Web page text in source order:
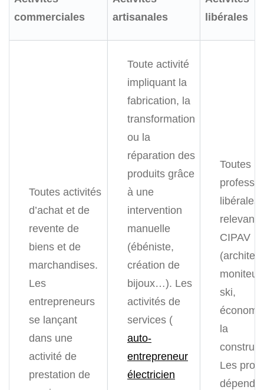
commerciales
artisanales
libérales
Toutes activités
d’achat et de
revente de
biens et de
marchandises.
Les
entrepreneurs
se lançant
dans une
activité de
prestation de
Toute activité
impliquant la
fabrication, la
transformation
ou la
réparation des
produits grâce
à une
intervention
manuelle
(ébéniste,
création de
bijoux…). Les
activités de
services (
auto-
entrepreneur
électricien
Toutes
libérales
relevant
CIPAV
ski,
la
Les